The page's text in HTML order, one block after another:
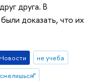
друга. В
доказать, что их
Новости
не учеба